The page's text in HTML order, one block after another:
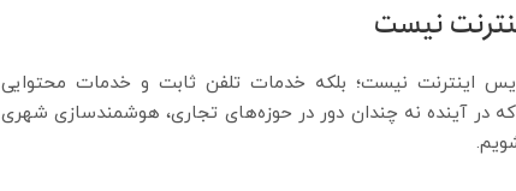
نیست
اینترنت نیست؛ بلکه خدمات تلفن ثابت و خدمات محتوایی
در آینده نه چندان دور در حوزه‌های تجاری، هوشمندسازی شهری